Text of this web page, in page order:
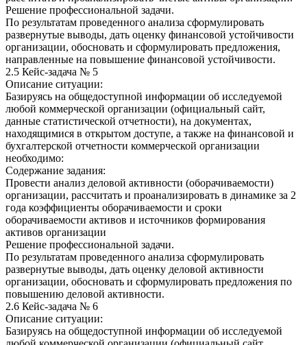
Решение профессиональной задачи.
По результатам проведенного анализа сформулировать
развернутые выводы, дать оценку финансовой устойчивости
организации, обосновать и сформулировать предложения,
направленные на повышение финансовой устойчивости.
2.5 Кейс-задача № 5
Описание ситуации:
Базируясь на общедоступной информации об исследуемой
любой коммерческой организации (официальный сайт,
данные статистической отчетности), на документах,
находящимися в открытом доступе, а также на финансовой и
бухгалтерской отчетности коммерческой организации
необходимо:
Содержание задания:
Провести анализ деловой активности (оборачиваемости)
организации, рассчитать и проанализировать в динамике за 2
года коэффициенты оборачиваемости и сроки
оборачиваемости активов и источников формирования
активов организации
Решение профессиональной задачи.
По результатам проведенного анализа сформулировать
развернутые выводы, дать оценку деловой активности
организации, обосновать и сформулировать предложения по
повышению деловой активности.
2.6 Кейс-задача № 6
Описание ситуации:
Базируясь на общедоступной информации об исследуемой